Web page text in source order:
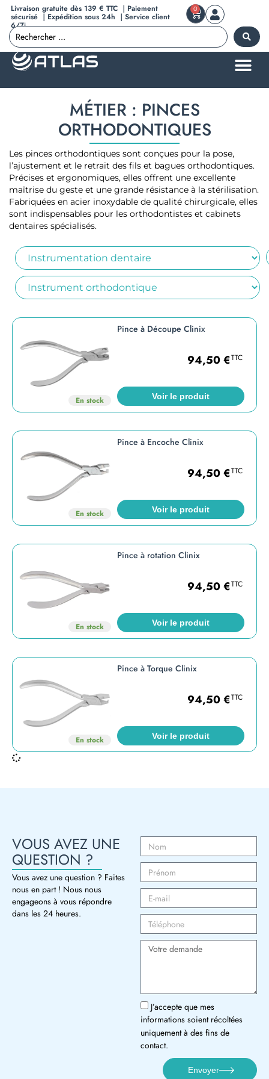
Livraison gratuite dès 139 € TTC ｜Paiement
sécurisé ｜Expédition sous 24h ｜Service client
6/7j
0
MÉTIER : PINCES
ORTHODONTIQUES
Les pinces orthodontiques sont conçues pour la pose,
l’ajustement et le retrait des fils et bagues orthodontiques.
Précises et ergonomiques, elles offrent une excellente
maîtrise du geste et une grande résistance à la stérilisation.
Fabriquées en acier inoxydable de qualité chirurgicale, elles
sont indispensables pour les orthodontistes et cabinets
dentaires spécialisés.
En stock
Pince à Découpe Clinix
94,50€TTC
Voir le produit
En stock
Pince à Encoche Clinix
94,50€TTC
Voir le produit
En stock
Pince à rotation Clinix
94,50€TTC
Voir le produit
En stock
Pince à Torque Clinix
94,50€TTC
Voir le produit
VOUS AVEZ UNE
QUESTION ?
Vous avez une question ? Faites
nous en part ! Nous nous
engageons à vous répondre
dans les 24 heures.
J’accepte que mes
informations soient récoltées
uniquement à des fins de
contact.
Envoyer